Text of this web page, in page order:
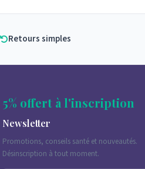
Retours simples
5% offert à l'inscription
Newsletter
Promotions, conseils santé et nouveautés.
Désinscription à tout moment.